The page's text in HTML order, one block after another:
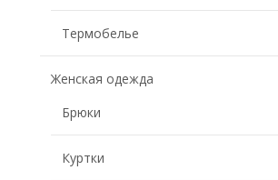
Термобелье
Женская одежда
Брюки
Куртки